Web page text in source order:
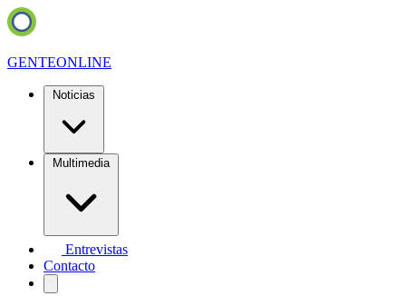
GENTEONLINE
Noticias
Multimedia
Entrevistas
Contacto